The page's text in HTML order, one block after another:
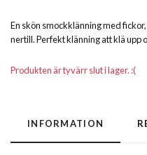
En skön smockklänning med
nertill. Perfekt klänning att klä upp
Produkten är tyvärr slut i lager. :(
INFORMATION